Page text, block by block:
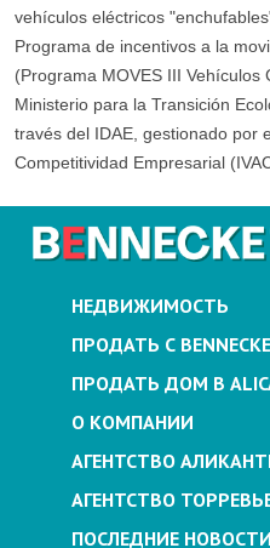
vehículos eléctricos
Programa de incentivos a la
(Programa MOVES III Vehículos
Ministerio para la Transición
través del IDAE, gestionado por
Competitividad Empresarial
НЕДВИЖИМОСТЬ
ПРОДАТЬ С BENNECKE
ПРОДАТЬ ДОМ В
О КОМПАНИИ
АГЕНТСТВО
АГЕНТСТВО
ПОСЛЕДНИЕ НОВОСТИ